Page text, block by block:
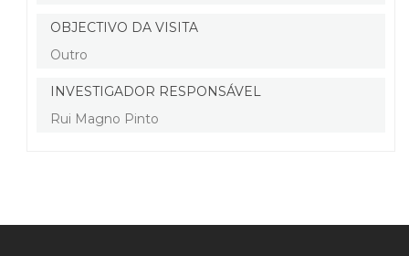
OBJECTIVO DA VISITA
Outro
INVESTIGADOR RESPONSÁVEL
Rui Magno Pinto